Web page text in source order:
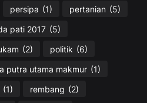
persipa (1) pertanian (5)
pati 2017 (5)
(2) politik (6)
putra utama makmur (1)
(1) rembang (2)